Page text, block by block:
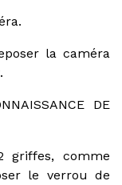
la caméra
DE
griffes, comme
le verrou de